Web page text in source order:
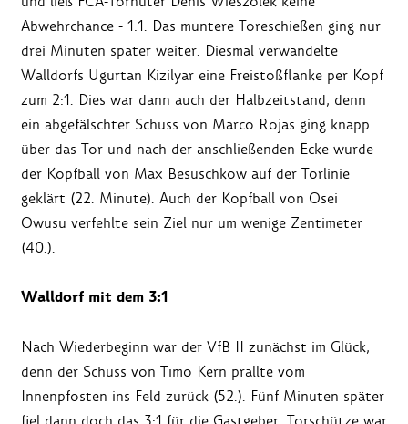
Abwehrchance - 1:1. Das muntere Toreschießen ging nur
drei Minuten später weiter. Diesmal verwandelte
Walldorfs Ugurtan Kizilyar eine Freistoßflanke per Kopf
zum 2:1. Dies war dann auch der Halbzeitstand, denn
ein abgefälschter Schuss von Marco Rojas ging knapp
über das Tor und nach der anschließenden Ecke wurde
der Kopfball von Max Besuschkow auf der Torlinie
geklärt (22. Minute). Auch der Kopfball von Osei
Owusu verfehlte sein Ziel nur um wenige Zentimeter
(40.).
Walldorf mit dem 3:1
Nach Wiederbeginn war der VfB II zunächst im Glück,
denn der Schuss von Timo Kern prallte vom
Innenpfosten ins Feld zurück (52.). Fünf Minuten später